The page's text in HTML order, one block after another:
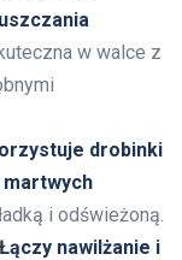
w walce z
drobinki
martwych
i odświeżoną.
Łączy nawilżanie i